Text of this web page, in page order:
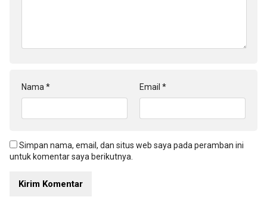
Nama * Email *
Simpan nama, email, dan situs web saya pada peramban ini
untuk komentar saya berikutnya.